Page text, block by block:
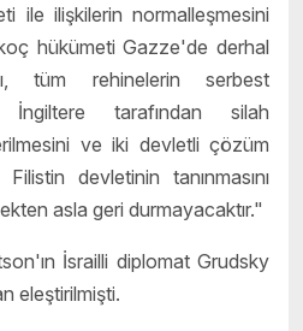
ile ilişkilerin normalleşmesini
hükümeti Gazze'de derhal
tüm rehinelerin serbest
İngiltere tarafından silah
ve iki devletli çözüm
devletinin tanınmasını
asla geri durmayacaktır."
İsrailli diplomat Grudsky
eleştirilmişti.